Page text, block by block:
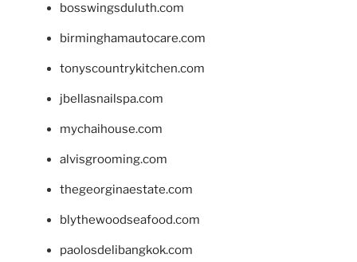
bosswingsduluth.com
birminghamautocare.com
tonyscountrykitchen.com
jbellasnailspa.com
mychaihouse.com
alvisgrooming.com
thegeorginaestate.com
blythewoodseafood.com
paolosdelibangkok.com